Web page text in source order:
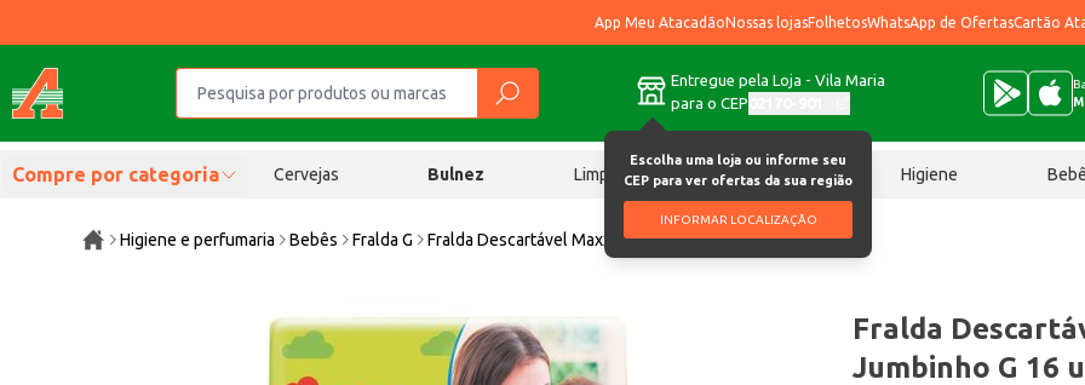
App Meu AtacadãoNossas lojasFolhetosWhatsApp de OfertasCartão
Entregue pela Loja - Vila Maria
para o CEP
Escolha uma loja ou informe seu
CEP para ver ofertas da sua região
INFORMAR LOCALIZAÇÃO
Compre por categoria Cervejas Bulnez Limpeza Chocolates Higiene
Higiene e perfumaria Bebês Fralda G Fralda Descartável Maxx Baby Jumbinho G 16 un
Fralda
Jumbinho G 16